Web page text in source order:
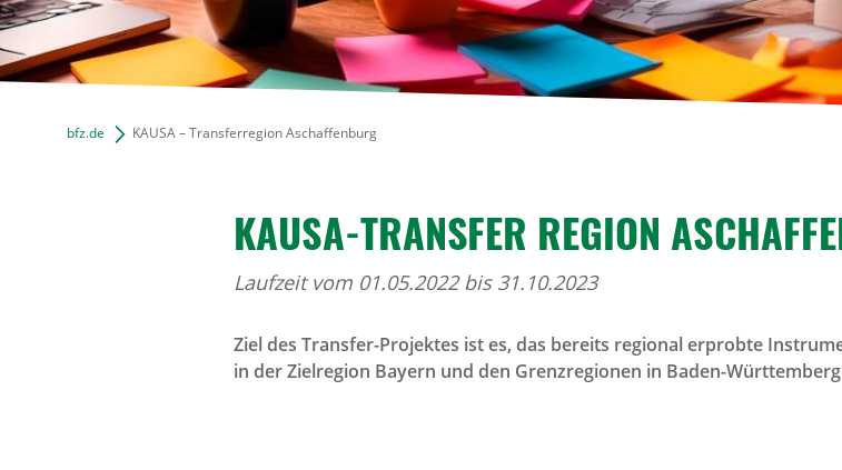
bfz.de KAUSA – Transferregion Aschaffenburg
KAUSA-TRANSFER REGION
Laufzeit vom 01.05.2022 bis 31.10.2023
Ziel des Transfer-Projektes ist es, das bereits regional erprobte
in der Zielregion Bayern und den Grenzregionen in Baden-